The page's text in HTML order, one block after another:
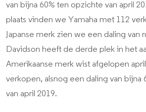
van bijna 60% ten opzichte van april
plaats vinden we Yamaha met 112
Japanse merk zien we een daling van
Davidson heeft de derde plek in het
Amerikaanse merk wist afgelopen
verkopen, alsnog een daling van bijna
van april 2019.